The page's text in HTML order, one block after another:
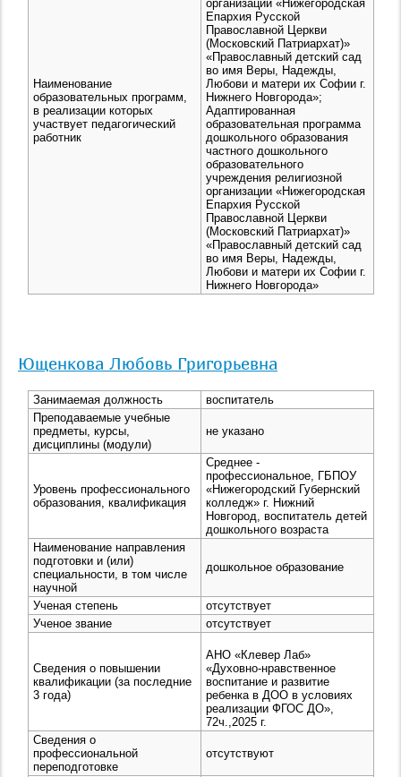
Наименование
образовательных программ,
в реализации которых
участвует педагогический
работник
организации «Нижегородская
Епархия Русской
Православной Церкви
(Московский Патриархат)»
«Православный детский сад
во имя Веры, Надежды,
Любови и матери их Софии г.
Нижнего Новгорода»;
Адаптированная
образовательная программа
дошкольного образования
частного дошкольного
образовательного
учреждения религиозной
организации «Нижегородская
Епархия Русской
Православной Церкви
(Московский Патриархат)»
«Православный детский сад
во имя Веры, Надежды,
Любови и матери их Софии г.
Нижнего Новгорода»
Ющенкова Любовь Григорьевна
Занимаемая должность
воспитатель
Преподаваемые учебные
предметы, курсы,
дисциплины (модули)
не указано
Уровень профессионального
образования, квалификация
Среднее -
профессиональное, ГБПОУ
«Нижегородский Губернский
колледж» г. Нижний
Новгород, воспитатель детей
дошкольного возраста
Наименование направления
подготовки и (или)
специальности, в том числе
научной
дошкольное образование
Ученая степень
отсутствует
Ученое звание
отсутствует
Сведения о повышении
квалификации (за последние
3 года)
АНО «Клевер Лаб»
«Духовно-нравственное
воспитание и развитие
ребенка в ДОО в условиях
реализации ФГОС ДО»,
72ч.,2025 г.
Сведения о
профессиональной
переподготовке
отсутствуют